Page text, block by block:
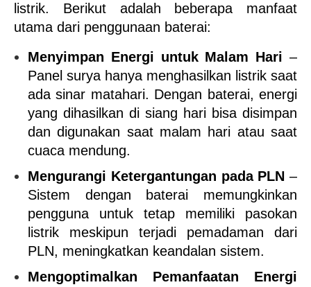
listrik. Berikut adalah beberapa manfaat
utama dari penggunaan baterai:
Menyimpan Energi untuk Malam Hari –
Panel surya hanya menghasilkan listrik saat
ada sinar matahari. Dengan baterai, energi
yang dihasilkan di siang hari bisa disimpan
dan digunakan saat malam hari atau saat
cuaca mendung.
Mengurangi Ketergantungan pada PLN –
Sistem dengan baterai memungkinkan
pengguna untuk tetap memiliki pasokan
listrik meskipun terjadi pemadaman dari
PLN, meningkatkan keandalan sistem.
Mengoptimalkan Pemanfaatan Energi